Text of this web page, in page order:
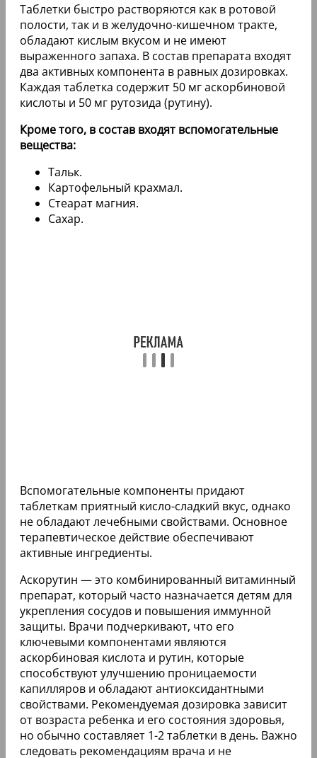
Таблетки быстро растворяются как в ротовой
полости, так и в желудочно-кишечном тракте,
обладают кислым вкусом и не имеют
выраженного запаха. В состав препарата входят
два активных компонента в равных дозировках.
Каждая таблетка содержит 50 мг аскорбиновой
кислоты и 50 мг рутозида (рутину).
Кроме того, в состав входят вспомогательные
вещества:
Тальк.
Картофельный крахмал.
Стеарат магния.
Сахар.
Вспомогательные компоненты придают
таблеткам приятный кисло-сладкий вкус, однако
не обладают лечебными свойствами. Основное
терапевтическое действие обеспечивают
активные ингредиенты.
Аскорутин — это комбинированный витаминный
препарат, который часто назначается детям для
укрепления сосудов и повышения иммунной
защиты. Врачи подчеркивают, что его
ключевыми компонентами являются
аскорбиновая кислота и рутин, которые
способствуют улучшению проницаемости
капилляров и обладают антиоксидантными
свойствами. Рекомендуемая дозировка зависит
от возраста ребенка и его состояния здоровья,
но обычно составляет 1-2 таблетки в день. Важно
следовать рекомендациям врача и не